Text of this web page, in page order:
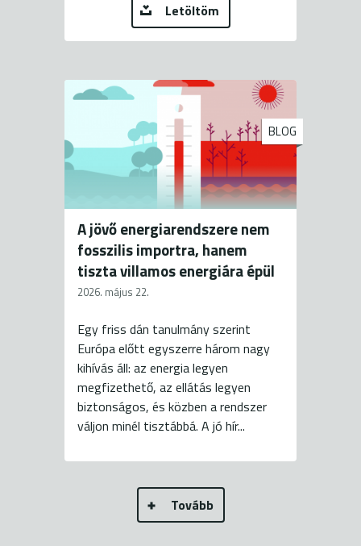
Letöltöm
BLOG
A jövő energiarendszere nem
fosszilis importra, hanem
tiszta villamos energiára épül
2026. május 22.
Egy friss dán tanulmány szerint
Európa előtt egyszerre három nagy
kihívás áll: az energia legyen
megfizethető, az ellátás legyen
biztonságos, és közben a rendszer
váljon minél tisztábbá. A jó hír...
Tovább